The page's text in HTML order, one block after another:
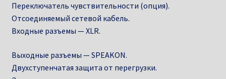
Переключатель чувствительности (опция).
Отсоединяемый сетевой кабель.
Входные разъемы — XLR.
Выходные разъемы — SPEAKON.
Двухступенчатая защита от перегрузки.